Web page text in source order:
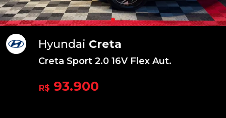
Hyundai Creta
Creta Sport 2.0 16V Flex Aut.
R$ 93.900